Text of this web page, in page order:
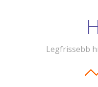
Legfrissebb